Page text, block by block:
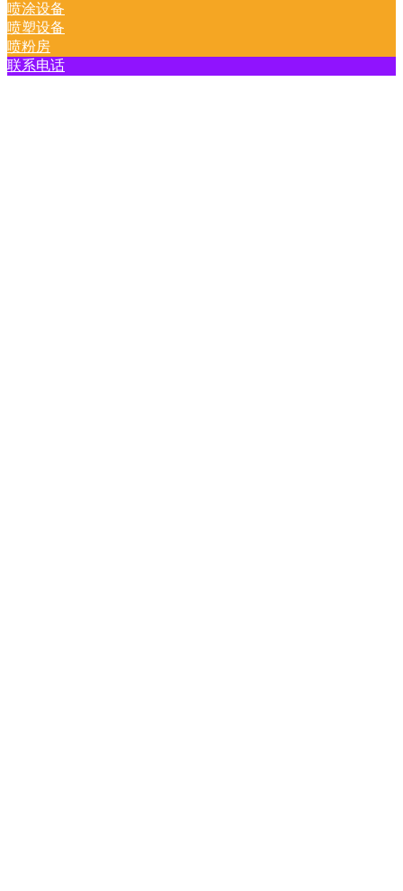
喷涂设备
喷塑设备
喷粉房
联系电话